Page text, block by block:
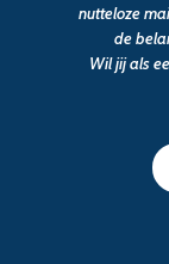
nutteloze
de
Wil jij als